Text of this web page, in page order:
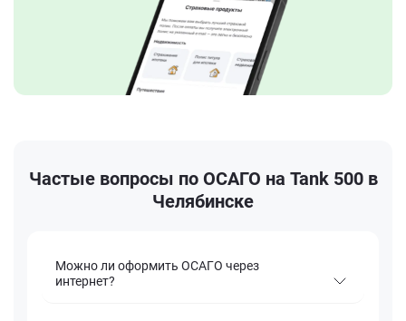
Частые вопросы по ОСАГО на Tank 500 в
Челябинске
Можно ли оформить ОСАГО через
интернет?